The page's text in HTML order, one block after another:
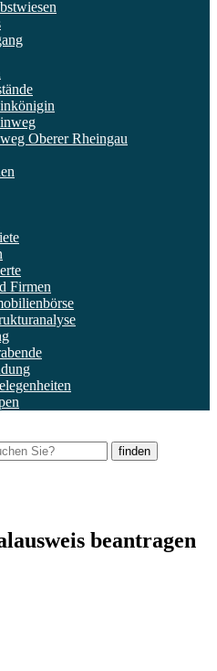
Oberer Rheingau
Firmen
finden
beantragen